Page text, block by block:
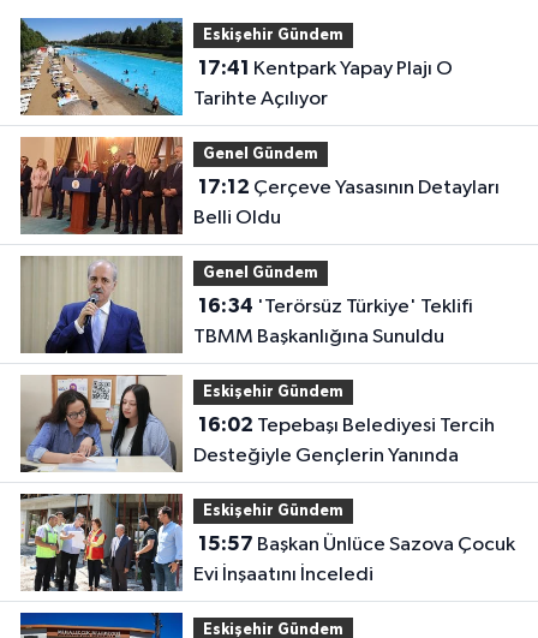
Eskişehir Gündem
17:41
Tarihte Açılıyor
Genel Gündem
17:12
Belli Oldu
Genel Gündem
16:34
TBMM Başkanlığına Sunuldu
Eskişehir Gündem
16:02
Desteğiyle Gençlerin Yanında
Eskişehir Gündem
15:57
Evi İnşaatını İnceledi
Eskişehir Gündem